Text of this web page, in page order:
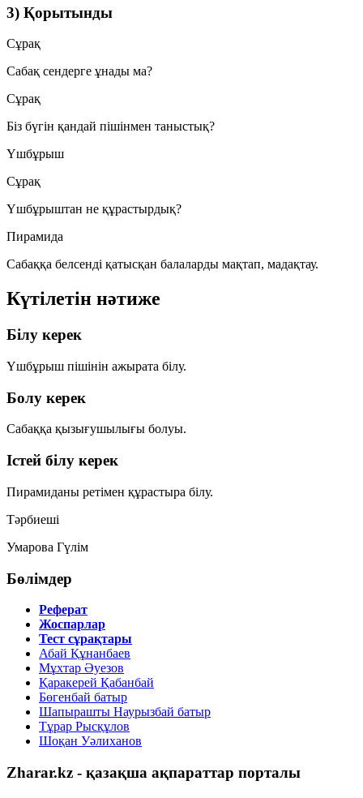
3) Қорытынды
Сұрақ
Сабақ сендерге ұнады ма?
Сұрақ
Біз бүгін қандай пішінмен таныстық?
Үшбұрыш
Сұрақ
Үшбұрыштан не құрастырдық?
Пирамида
Сабаққа белсенді қатысқан балаларды мақтап, мадақтау.
Күтілетін нәтиже
Білу керек
Үшбұрыш пішінін ажырата білу.
Болу керек
Сабаққа қызығушылығы болуы.
Істей білу керек
Пирамиданы ретімен құрастыра білу.
Тәрбиеші
Умарова Гүлім
Бөлімдер
Реферат
Жоспарлар
Тест сұрақтары
Абай Құнанбаев
Мұхтар Әуезов
Қаракерей Қабанбай
Бөгенбай батыр
Шапырашты Наурызбай батыр
Тұрар Рысқұлов
Шоқан Уәлиханов
Zharar.kz - қазақша ақпараттар порталы